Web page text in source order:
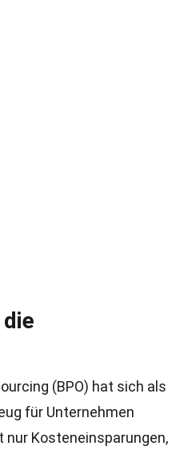
(BPO) hat sich als
für Unternehmen
Kosteneinsparungen,